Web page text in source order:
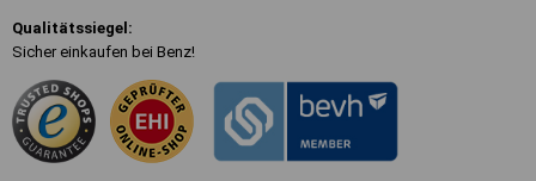
Qualitätssiegel:
Sicher einkaufen bei Benz!